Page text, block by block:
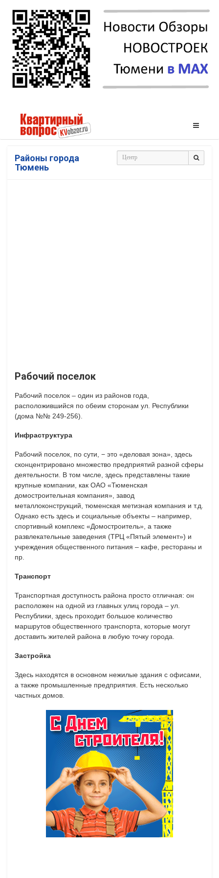
Районы города
Тюмень
Рабочий поселок
Рабочий поселок – один из районов года,
расположившийся по обеим сторонам ул. Республики
(дома №№ 249-256).
Инфраструктура
Рабочий поселок, по сути, − это «деловая зона», здесь
сконцентрировано множество предприятий разной сферы
деятельности. В том числе, здесь представлены такие
крупные компании, как ОАО «Тюменская
домостроительная компания», завод
металлоконструкций, тюменская метизная компания и т.д.
Однако есть здесь и социальные объекты – например,
спортивный комплекс «Домостроитель», а также
развлекательные заведения (ТРЦ «Пятый элемент») и
учреждения общественного питания – кафе, рестораны и
пр.
Транспорт
Транспортная доступность района просто отличная: он
расположен на одной из главных улиц города – ул.
Республики, здесь проходит большое количество
маршрутов общественного транспорта, которые могут
доставить жителей района в любую точку города.
Застройка
Здесь находятся в основном нежилые здания с офисами,
а также промышленные предприятия. Есть несколько
частных домов.